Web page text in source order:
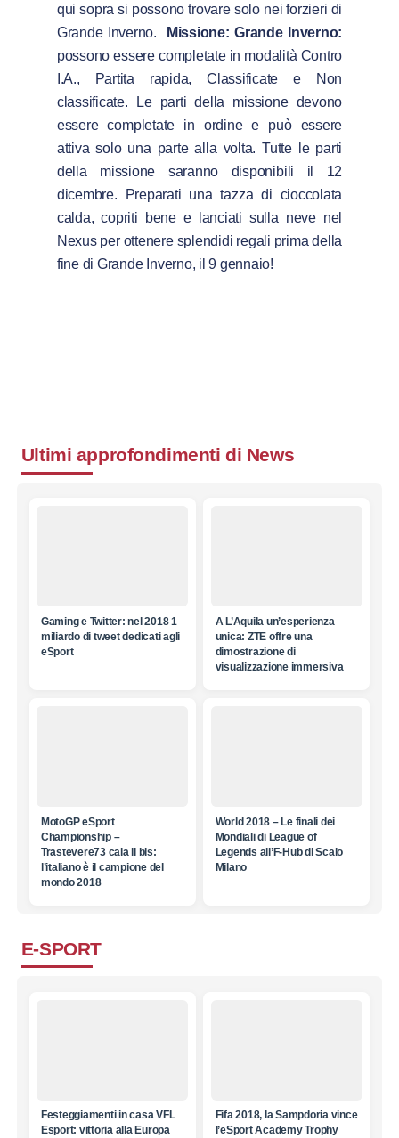
qui sopra si possono trovare solo nei forzieri di
Grande Inverno.
Missione: Grande Inverno:
possono essere completate in modalità Contro
I.A., Partita rapida, Classificate e Non
classificate. Le parti della missione devono
essere completate in ordine e può essere
attiva solo una parte alla volta. Tutte le parti
della missione saranno disponibili il 12
dicembre. Preparati una tazza di cioccolata
calda, copriti bene e lanciati sulla neve nel
Nexus per ottenere splendidi regali prima della
fine di Grande Inverno, il 9 gennaio!
Ultimi approfondimenti di News
Gaming e Twitter: nel 2018 1
miliardo di tweet dedicati agli
eSport
A L’Aquila un’esperienza
unica: ZTE offre una
dimostrazione di
visualizzazione immersiva
MotoGP eSport
Championship –
Trastevere73 cala il bis:
l’italiano è il campione del
mondo 2018
World 2018 – Le finali dei
Mondiali di League of
Legends all’F-Hub di Scalo
Milano
E-SPORT
Festeggiamenti in casa VFL
Esport: vittoria alla Europa
Fifa 2018, la Sampdoria vince
l’eSport Academy Trophy